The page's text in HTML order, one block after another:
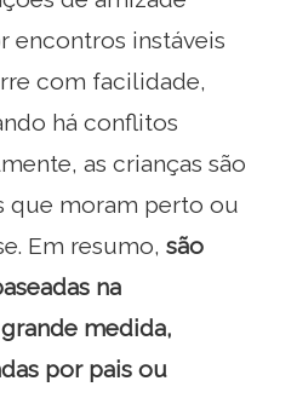
encontros instáveis
com facilidade,
há conflitos
as crianças são
que moram perto ou
Em resumo, são
na
medida,
por pais ou